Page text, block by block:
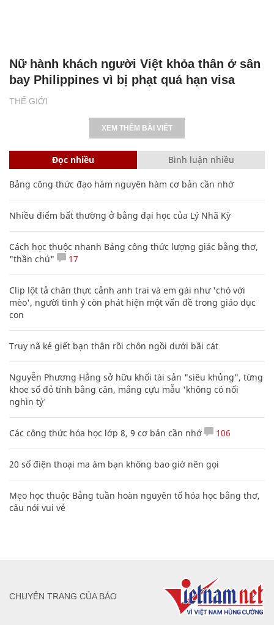
THẾ GIỚI
Nữ hành khách người Việt khỏa thân ở sân
bay Philippines vì bị phạt quá hạn visa
XEM THÊM BÀI VIẾT
Đọc nhiều Bình luận nhiều
Bảng công thức đạo hàm nguyên hàm cơ bản cần nhớ
Nhiều điểm bất thường ở bằng đại học của Lý Nhã Kỳ
Cách học thuộc nhanh Bảng công thức lượng giác bằng thơ,
"thần chú"
17
Clip lột tả chân thực cảnh anh trai và em gái như 'chó với
mèo', người tinh ý còn phát hiện một vấn đề trong giáo dục
con
Truy nã kẻ giết bạn thân rồi chôn ngồi dưới bãi cát
Nguyễn Phương Hằng sở hữu khối tài sản "siêu khủng", từng
khoe sổ đỏ tính bằng cân, mắng cựu mẫu 'không có nổi
nghìn tỷ'
Các công thức hóa học lớp 8, 9 cơ bản cần nhớ 106
20 số điện thoại ma ám bạn không bao giờ nên gọi
Mẹo học thuộc Bảng tuần hoàn nguyên tố hóa học bằng thơ,
câu nói vui vẻ
CHUYÊN TRANG CỦA BÁO